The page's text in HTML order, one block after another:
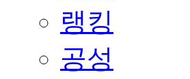
랭킹
공성